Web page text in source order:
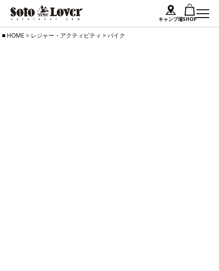
キャンプ場SHOP
SkipHOME > レジャー・アクティビティ >バイク